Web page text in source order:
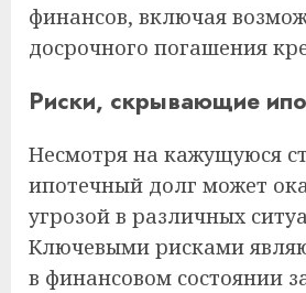
финансов, включая
досрочного погашения
Риски, скрывающие
Несмотря на кажущуюся
ипотечный долг может
угрозой в различных
Ключевыми рисками
в финансовом состоянии